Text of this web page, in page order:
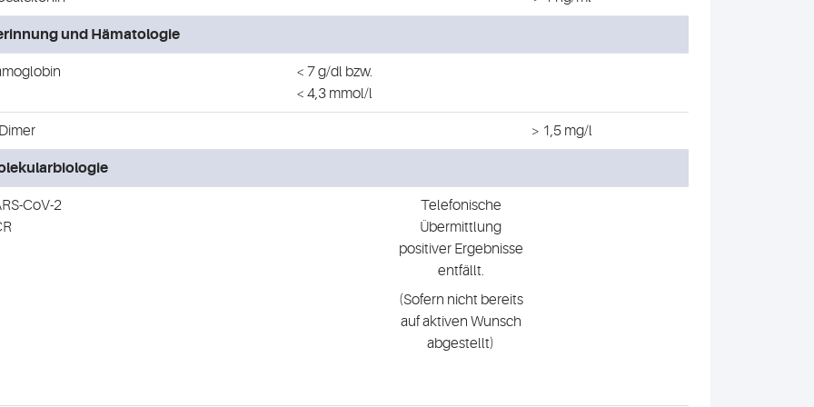
und Hämatologie
< 7 g/dl bzw.
< 4,3 mmol/l
> 1,5 mg/l
CoV-2
Telefonische
Übermittlung
positiver Ergebnisse
entfällt.
(Sofern nicht bereits
auf aktiven Wunsch
abgestellt)